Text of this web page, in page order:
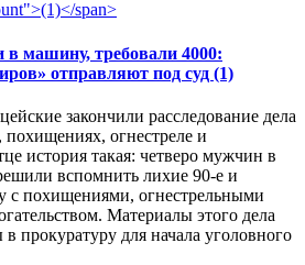
в машину, требовали 4000:
отправляют под суд (1)
закончили расследование дела
похищениях, огнестреле и
история такая: четверо мужчин в
вспомнить лихие 90-е и
с похищениями, огнестрельными
Материалы этого дела
прокуратуру для начала уголовного